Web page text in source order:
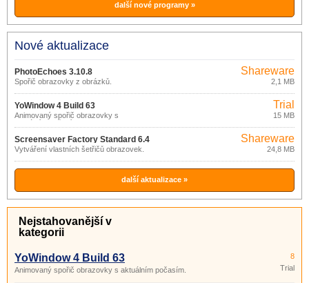
další nové programy »
Nové aktualizace
PhotoEchoes 3.10.8
Spořič obrazovky z obrázků.
Shareware
2,1 MB
YoWindow 4 Build 63
Animovaný spořič obrazovky s
aktuálním počasím.
Trial
15 MB
Screensaver Factory Standard 6.4
Vytváření vlastních šetřičů obrazovek.
Shareware
24,8 MB
další aktualizace »
Nejstahovanější v
kategorii
YoWindow 4 Build 63
Animovaný spořič obrazovky s aktuálním počasím.
8
Trial